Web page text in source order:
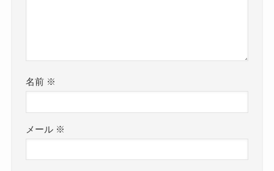
名前 ※
メール ※